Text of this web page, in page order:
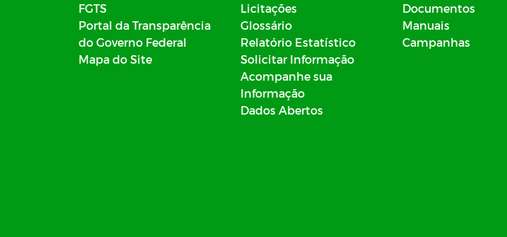
FGTS
Portal da Transparência
do Governo Federal
Mapa do Site
Licitações
Glossário
Relatório Estatístico
Solicitar Informação
Acompanhe sua
Informação
Dados Abertos
Documentos
Manuais
Campanhas